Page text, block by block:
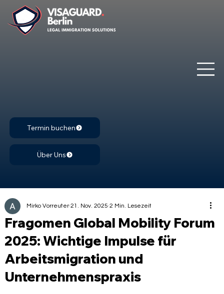
Termin buchen
Über Uns
Fragomen Global Mobility Forum
2025: Wichtige Impulse für
Arbeitsmigration und
Unternehmenspraxis
Mirko Vorreuter 21. Nov. 2025 2 Min. Lesezeit